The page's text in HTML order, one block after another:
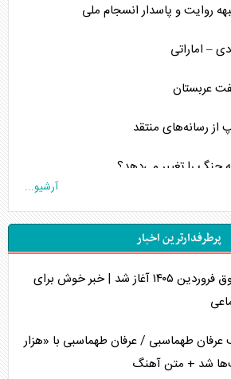
روایت و پاسدار انسجام ملی
– اماراتی
عربستان
رسانه‌های منتقد
را تغییر می‌دهد؟
نظامیان آمریکایی
بر اقتصاد جهانی
تل‌آویو-واشنگتن
آرشیو...
پرطرفدارترین اخبار
واریز مابه‌التفاوت حقوق فروردین ۱۴۰۵ آغاز شد | خبر خوش برای
طهماسبی / عرفان طهماسبی با «هزار
شد + متن آهنگ